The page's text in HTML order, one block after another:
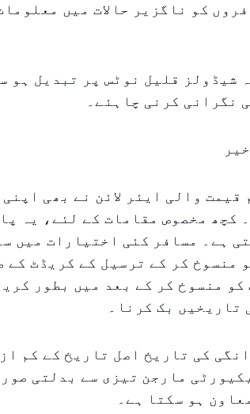
کو ناگزیر حالات میں
شیڈولز قلیل نوٹس پر تبدیل ہو
نگرانی کرنی چاہئے۔
والی ایئر لائن نے بھی
کچھ مخصوص مقامات کے لئے، یہ
ہے۔ مسافر کئی اختیارات میں
منسوخ کر کے ترسیل کے کریڈٹ کے
منسوخ کر کے بعد میں بطور
بک کرنا۔
مارجن تیزی سے بدلتی
ہو سکتا ہے۔